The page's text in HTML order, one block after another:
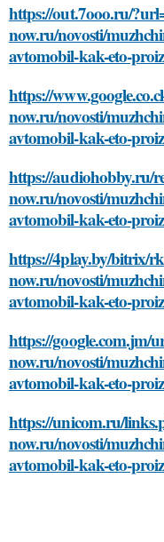
https://out.7ooo.ru/
now.ru/novosti/
avtomobil-kak-eto-
https://
now.ru/novosti/
avtomobil-kak-eto-
https://audiohobby.ru/
now.ru/novosti/
avtomobil-kak-eto-
https://4play.by/bitrix/
now.ru/novosti/
avtomobil-kak-eto-
https://google.com.jm/
now.ru/novosti/
avtomobil-kak-eto-
https://unicom.ru/
now.ru/novosti/
avtomobil-kak-eto-